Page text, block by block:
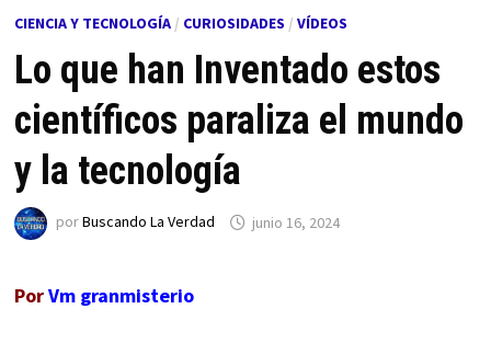
CIENCIA Y TECNOLOGÍA/ CURIOSIDADES / VÍDEOS
Lo que han Inventado estos
científicos paraliza el mundo
y la tecnología
porBuscando La Verdad junio 16, 2024
PorVm granmisterio